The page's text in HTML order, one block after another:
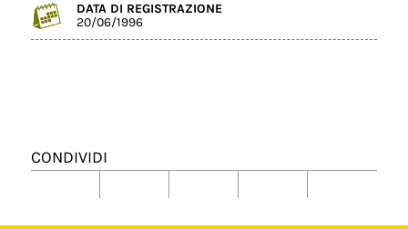
DATA DI REGISTRAZIONE
20/06/1996
CONDIVIDI